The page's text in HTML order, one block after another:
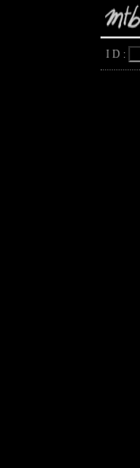
I D :